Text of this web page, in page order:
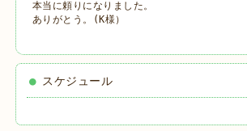
本当に頼りになりました。
ありがとう。(K様）
スケジュール